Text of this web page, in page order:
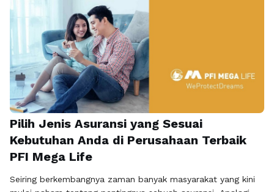
terbuka untuk menjalani gaya hidup yang lebih sehat dan
berfokus pada perawatan diri mereka. Artikel ini akan
mengeksplorasi perubahan gaya hidup dan tren perawatan
diri …
Baca Selengkapnya
Pilih Jenis Asuransi yang Sesuai
Kebutuhan Anda di Perusahaan Terbaik
PFI Mega Life
Seiring berkembangnya zaman banyak masyarakat yang kini